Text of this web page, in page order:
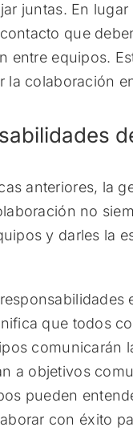
juntas. En
que
entre equipos.
la colaboración
anteriores, la
no
y darles la
que todos
comunicarán
a objetivos
pueden
con éxito